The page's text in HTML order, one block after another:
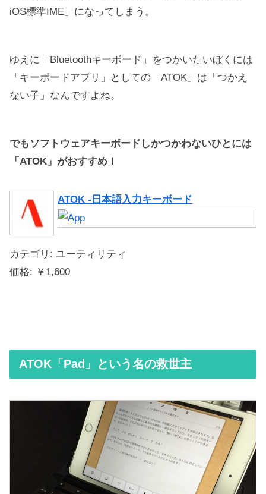
iOS標準IME」になってしまう。
ゆえに「Bluetoothキーボード」をつかいたいぼくには
「キーボードアプリ」としての「ATOK」は「つかえ
ない子」なんですよね。
でもソフトウェアキーボードしかつかわないひとには
「ATOK」がおすすめ！
ATOK -日本語入力キーボード
カテゴリ: ユーティリティ
価格: ￥1,600
ATOK「Pad」という名の救世主